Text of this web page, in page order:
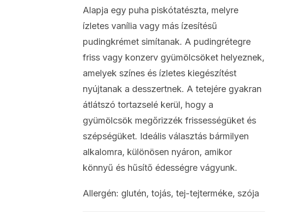
Alapja egy puha piskótatészta, melyre
ízletes vanília vagy más ízesítésű
pudingkrémet simítanak. A pudingrétegre
friss vagy konzerv gyümölcsöket helyeznek,
amelyek színes és ízletes kiegészítést
nyújtanak a desszertnek. A tetejére gyakran
átlátszó tortazselé kerül, hogy a
gyümölcsök megőrizzék frissességüket és
szépségüket. Ideális választás bármilyen
alkalomra, különösen nyáron, amikor
könnyű és hűsítő édességre vágyunk.
Allergén: glutén, tojás, tej-tejterméke, szója